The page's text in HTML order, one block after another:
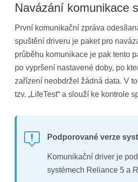
Navázání komunikace
První komunikační zpráva
spuštění driveru je paket pro
průběhu komunikace je pak tento
po vypršení nastavené doby, po
zařízení neobdržel žádná data. V
tzv. „LifeTest“ a slouží ke kontrole
Podporované verze
Komunikační driver je
systémech Reliance 5 a